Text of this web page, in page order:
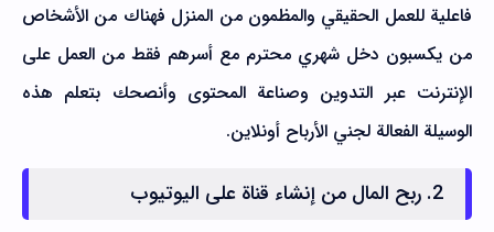
فاعلية للعمل الحقيقي والمظمون من المنزل فهناك من الأشخاص
من يكسبون دخل شهري محترم مع أسرهم فقط من العمل على
الإنترنت عبر التدوين وصناعة المحتوى وأنصحك بتعلم هذه
الوسيلة الفعالة لجني الأرباح أونلاين.
2. ربح المال من إنشاء قناة على اليوتيوب